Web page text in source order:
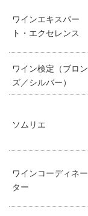
ワインエキスパー
ト・エクセレンス
ワイン検定（ブロン
ズ／シルバー）
ソムリエ
ワインコーディネー
ター